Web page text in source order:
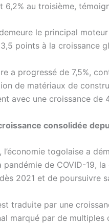
6,2% au troisième,
le principal
points à la croissance
a progressé de 7,5%,
de matériaux de
avec une croissance de
consolidée
togolaise a
pandémie de COVID-19,
2021 et de poursuivre
traduite par une
marqué par de